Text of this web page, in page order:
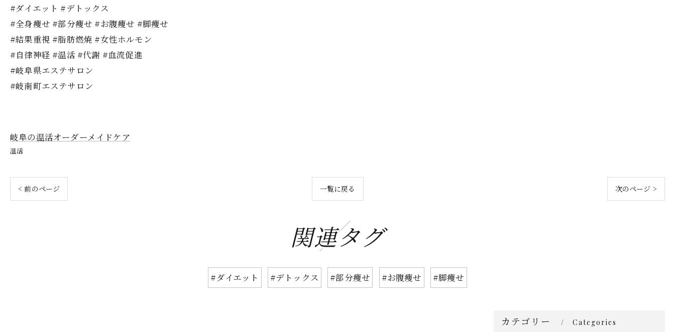
#ダイエット #デトックス
#全身痩せ #部分痩せ #お腹痩せ #脚痩せ
#結果重視 #脂肪燃焼 #女性ホルモン
#自律神経 #温活 #代謝 #血流促進
#岐阜県エステサロン
#岐南町エステサロン
岐阜の温活オーダーメイドケア
温活
< 前のページ 一覧に戻る 次のページ >
関連タグ
#ダイエット #デトックス #部分痩せ #お腹痩せ #脚痩せ
カテゴリー Categories